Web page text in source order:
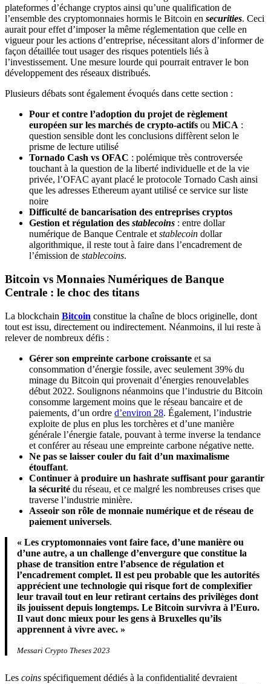
plateformes d’échange cryptos ainsi qu’une qualification de
l’ensemble des cryptomonnaies hormis le Bitcoin en securities. Ceci
aurait pour effet d’imposer la même réglementation que celle en
vigueur pour les actions d’entreprise, nécessitant alors d’informer de
façon détaillée tout usager des risques potentiels liés à
l’investissement. Une mesure lourde qui pourrait entraver le bon
développement des réseaux distribués.
Plusieurs débats sont également évoqués dans cette section :
Pour et contre l’adoption du projet de règlement
européen sur les marchés de crypto-actifs ou MiCA :
question sensible dont les conclusions diffèrent selon le
prisme de lecture utilisé
Tornado Cash vs OFAC : polémique très controversée
touchant à la question de la liberté individuelle et de la vie
privée, l’OFAC ayant placé le protocole Tornado Cash ainsi
que les adresses Ethereum ayant utilisé ce service sur liste
noire
Difficulté de bancarisation des entreprises cryptos
Gestion et régulation des stablecoins : entre dollar
numérique de Banque Centrale et stablecoin dollar
algorithmique, il reste tout à faire dans l’encadrement de
l’émission de stablecoins.
Bitcoin vs Monnaies Numériques de Banque
Centrale : le choc des titans
La blockchain Bitcoin constitue la chaîne de blocs originelle, dont
tout est issu, directement ou indirectement. Néanmoins, il lui reste à
relever de nombreux défis :
Gérer son empreinte carbone croissante et sa
consommation d’énergie fossile, avec seulement 39% du
minage du Bitcoin qui provenait d’énergies renouvelables
début 2022. Soulignons néanmoins que l’industrie du Bitcoin
consomme largement moins que le réseau bancaire et de
paiements, d’un ordre d’environ 28. Également, l’industrie
exploite de plus en plus les torchères et d’une manière
générale l’énergie fatale, pouvant à terme inverse la tendance
et conférer au réseau une empreinte carbone négative nette.
Ne pas se laisser couler du fait d’un maximalisme
étouffant.
Continuer à produire un hashrate suffisant pour garantir
la sécurité du réseau, et ce malgré les nombreuses crises que
traverse l’industrie minière.
Asseoir son rôle de monnaie numérique et de réseau de
paiement universels.
« Les cryptomonnaies vont faire face, d’une manière ou
d’une autre, a un challenge d’envergure que constitue la
phase de transition entre l’absence de régulation et
l’encadrement complet. Il est peu probable que les autorités
apprécient une technologie qui risque fort de complexifier
leur travail tout en leur retirant certains des privilèges dont
ils jouissent depuis longtemps. Le Bitcoin survivra à l’Euro.
Il vaut donc mieux pour les gens à Bruxelles qu’ils
apprennent à vivre avec. »
Messari Crypto Theses 2023
Les coins spécifiquement dédiés à la confidentialité devraient